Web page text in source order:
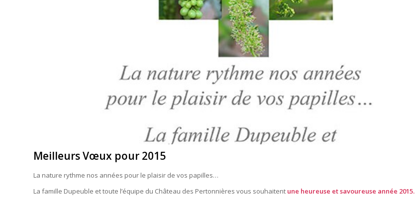
Meilleurs Vœux pour 2015
La nature rythme nos années pour le plaisir de vos papilles…
La famille Dupeuble et toute l’équipe du Château des Pertonnières vous souhaitent une heureuse et savoureuse année 2015.